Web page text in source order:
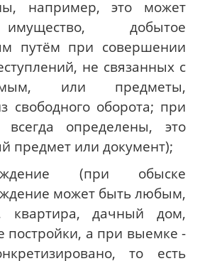
например, это может
добытое
путём при совершении
не связанных с
или предметы,
свободного оборота; при
определены, это
предмет или документ);
(при обыске
может быть любым,
квартира, дачный дом,
постройки, а при выемке -
то есть